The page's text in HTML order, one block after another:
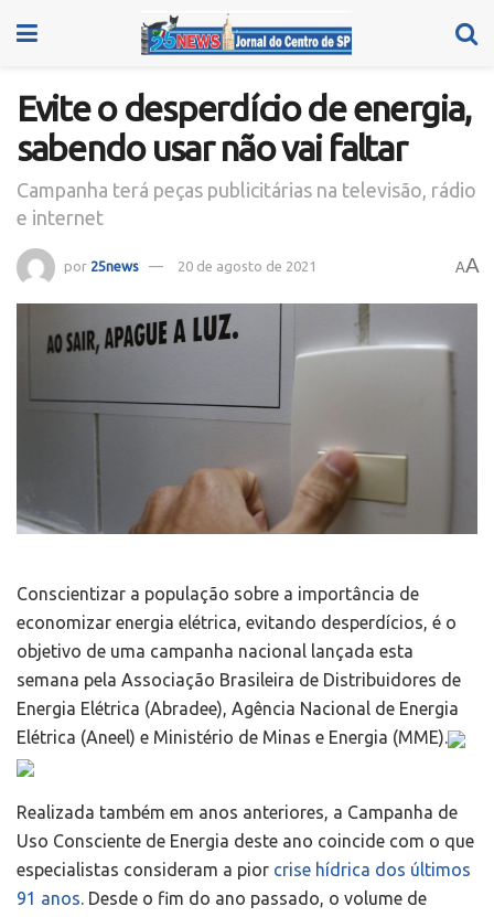
Evite o desperdício de energia,
sabendo usar não vai faltar
Campanha terá peças publicitárias na televisão, rádio
e internet
por 25news 20 de agosto de 2021 AA
Conscientizar a população sobre a importância de
economizar energia elétrica, evitando desperdícios, é o
objetivo de uma campanha nacional lançada esta
semana pela Associação Brasileira de Distribuidores de
Energia Elétrica (Abradee), Agência Nacional de Energia
Elétrica (Aneel) e Ministério de Minas e Energia (MME).
Realizada também em anos anteriores, a Campanha de
Uso Consciente de Energia deste ano coincide com o que
especialistas consideram a pior crise hídrica dos últimos
91 anos. Desde o fim do ano passado, o volume de